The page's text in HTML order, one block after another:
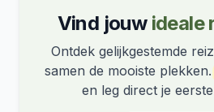
Vind jouw ideale
Ontdek gelijkgestemde
samen de mooiste plekken.
en leg direct je